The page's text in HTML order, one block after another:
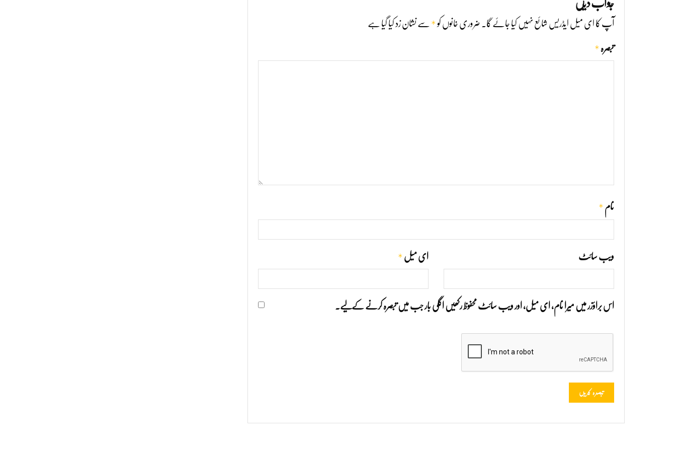
جواب دیں
آپ کا ای میل ایڈریس شائع نہیں کیا جائے گا۔ ضروری خانوں کو* سے نشان زد کیا گیا ہے
تبصرہ *
نام *
ای میل * ویب‌ سائٹ
اس براؤزر میں میرا نام، ای میل، اور ویب سائٹ محفوظ رکھیں اگلی بار جب میں تبصرہ کرنے کےلیے۔